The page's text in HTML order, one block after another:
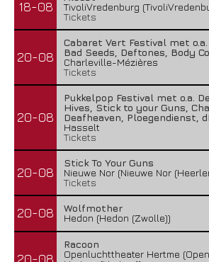
18-08
TivoliVredenburg
Tickets
20-08
Cabaret Vert Festival met
Bad Seeds, Deftones, Body
Charleville-Mézières
Tickets
20-08
Pukkelpop Festival met o.a.
Hives, Stick to your Guns,
Deafheaven, Ploegendienst,
Hasselt
Tickets
20-08
Stick To Your Guns
Nieuwe Nor (Nieuwe Nor
Tickets
20-08
Wolfmother
Hedon (Hedon (Zwolle))
20-08
Racoon
Openluchttheater Hertme